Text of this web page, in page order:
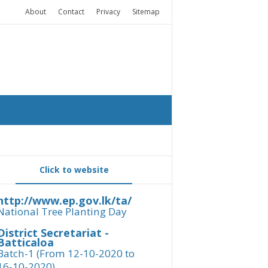
About Contact Privacy Sitemap
Click to website
www.ep.gov.lk/ta/
Tree Planting Day
Secretariat -
1 (From 12-10-2020 to